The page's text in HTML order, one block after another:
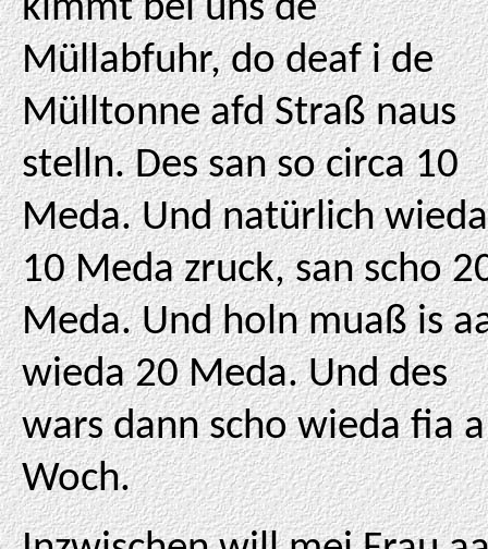
kimmt bei uns de
Müllabfuhr, do deaf i de
Mülltonne afd Straß naus
stelln. Des san so circa 10
Meda. Und natürlich wieda
10 Meda zruck, san scho
Meda. Und holn muaß is
wieda 20 Meda. Und des
wars dann scho wieda fia a
Woch.